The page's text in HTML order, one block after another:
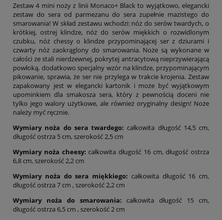
Zestaw 4 mini noży z linii Monaco+ Black to wyjątkowo, elegancki
zestaw do sera od parmezanu do sera zupełnie mazistego do
smarowania! W skład zestawu wchodzi: nóż do serów twardych, o
krótkiej, ostrej klindze, nóż do serów miękkich o rozwidlonym
czubku, nóż chessy o klindze przypominającej ser z dziurami i
czwarty nóż zaokrąglony do smarowania. Noże są wykonane w
całości ze stali nierdzewnej, pokrytej antracytową nieprzywierającą
powłoką, dodatkowo specjalny wzór na klindze, przypominającym
pikowanie, sprawia, że ser nie przylega w trakcie krojenia. Zestaw
zapakowany jest w elegancki kartonik i może być wyjątkowym
upominkiem dla smakosza sera, który z pewnością doceni nie
tylko jego walory użytkowe, ale również oryginalny design! Noże
należy myć ręcznie.
Wymiary noża do sera twardego: całkowita długość 14,5 cm,
długość ostrza 5 cm, szerokość 2,5 cm
Wymiary noża cheesy: całkowita długość 16 cm, długość ostrza
6,8 cm, szerokość 2,2 cm
Wymiary noża do sera miękkiego: całkowita długość 16 cm,
długość ostrza 7 cm , szerokość 2,2 cm
Wymiary noża do smarowania: całkowita długość 15 cm,
długość ostrza 6,5 cm , szerokość 2 cm